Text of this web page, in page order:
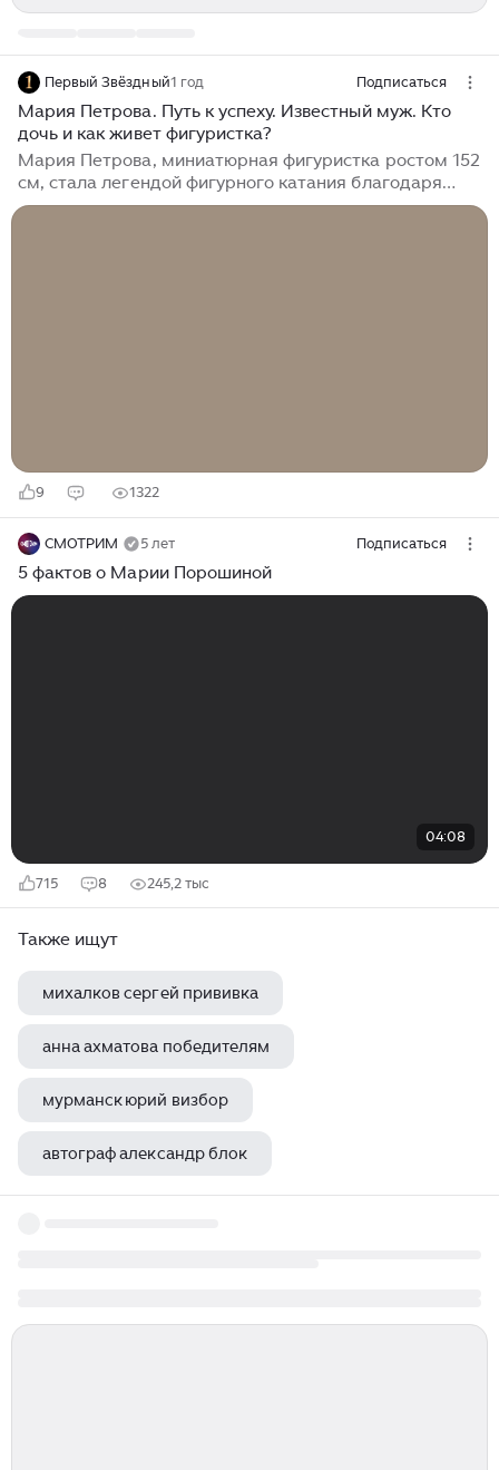
Первый Звёздный1 год Подписаться
Мария Петрова. Путь к успеху. Известный муж. Кто
дочь и как живет фигуристка?
Мария Петрова, миниатюрная фигуристка ростом 152
см, стала легендой фигурного катания благодаря
выступлениям в паре с Алексеем Тихоновым. Их дуэт
9 1322
СМОТРИМ 5 лет Подписаться
5 фактов о Марии Порошиной
04:08
715 8 245,2 тыс
Также ищут
михалков сергей прививка
анна ахматова победителям
мурманск юрий визбор
автограф александр блок